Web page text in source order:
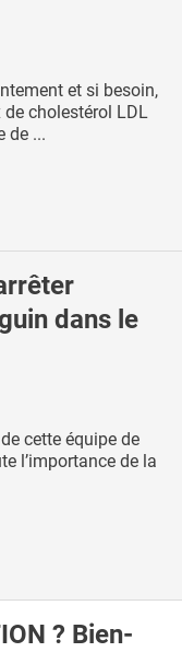
et si besoin,
cholestérol LDL
de ...
dans le
cette équipe de
l’importance de la
? Bien-